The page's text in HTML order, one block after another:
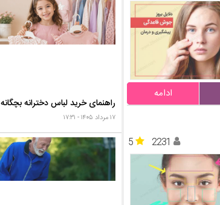
ادامه
5
2231
راهنمای خرید لباس دخترانه بچگانه
۱۷ مرداد ۱۴۰۵ - ۱۷:۳۱